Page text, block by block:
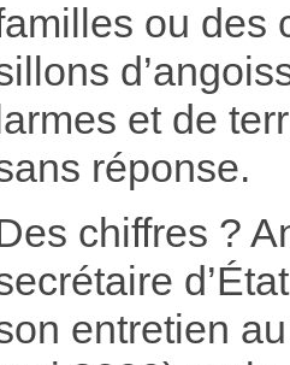
ou des
larmes et de
réponse.
chiffres ?
entretien